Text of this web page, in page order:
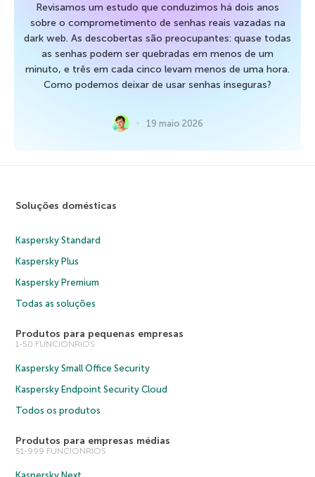
Revisamos um estudo que conduzimos há dois anos
sobre o comprometimento de senhas reais vazadas na
dark web. As descobertas são preocupantes: quase todas
as senhas podem ser quebradas em menos de um
minuto, e três em cada cinco levam menos de uma hora.
Como podemos deixar de usar senhas inseguras?
19 maio 2026
Soluções domésticas
Kaspersky Standard
Kaspersky Plus
Kaspersky Premium
Todas as soluções
Produtos para pequenas empresas
1-50 FUNCIONRIOS
Kaspersky Small Office Security
Kaspersky Endpoint Security Cloud
Todos os produtos
Produtos para empresas médias
51-999 FUNCIONRIOS